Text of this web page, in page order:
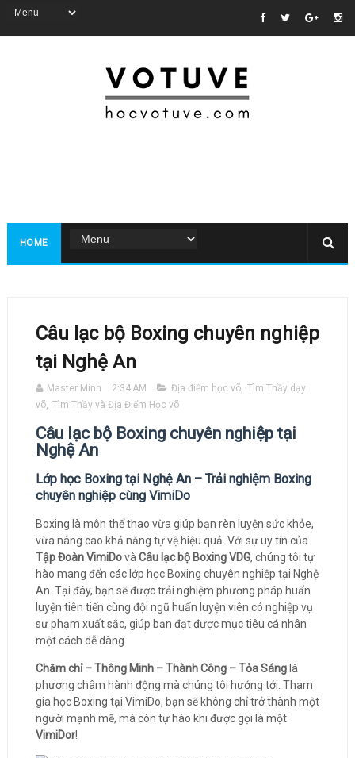
HOME
Câu lạc bộ Boxing chuyên nghiệp
tại Nghệ An
Master Minh 2:34 AM Địa điểm học võ, Tìm Thầy dạy
võ, Tìm Thầy và Địa Điểm Học võ
Câu lạc bộ Boxing chuyên nghiệp tại
Nghệ An
Lớp học Boxing tại Nghệ An – Trải nghiệm Boxing
chuyên nghiệp cùng VimiDo
Boxing là môn thể thao vừa giúp bạn rèn luyện sức khỏe,
vừa nâng cao khả năng tự vệ hiệu quả. Với sự uy tín của
Tập Đoàn VimiDovà Câu lạc bộ Boxing VDG, chúng tôi tự
hào mang đến các lớp học Boxing chuyên nghiệp tại Nghệ
An. Tại đây, bạn sẽ được trải nghiệm phương pháp huấn
luyện tiên tiến cùng đội ngũ huấn luyện viên có nghiệp vụ
sư phạm xuất sắc, giúp bạn đạt được mục tiêu cá nhân
một cách dễ dàng.
Chăm chỉ – Thông Minh – Thành Công – Tỏa Sánglà
phương châm hành động mà chúng tôi hướng tới. Tham
gia học Boxing tại VimiDo, bạn sẽ không chỉ trở thành một
người mạnh mẽ, mà còn tự hào khi được gọi là một
VimiDor!